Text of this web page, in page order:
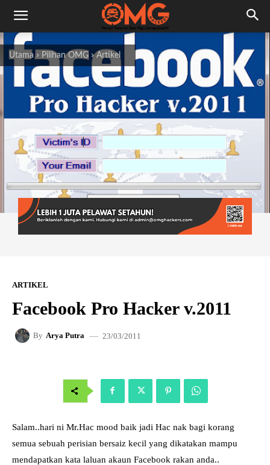
Utama Pilihan OMG Artikel
ARTIKEL
Facebook Pro Hacker v.2011
By Arya Putra 23/03/2011
Salam..hari ni Mr.Hac mood baik jadi Hac nak bagi korang
semua sebuah perisian bersaiz kecil yang dikatakan mampu
mendapatkan kata laluan akaun Facebook rakan anda..